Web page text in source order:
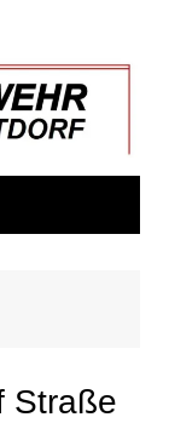
Straße